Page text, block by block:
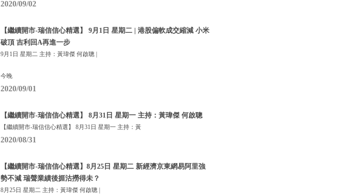
2020/09/02
【繼續開市-瑞信信心精選】 9月1日 星期二 | 港股偏軟成交縮減 小米
破頂 吉利回A再進一步
9月1日 星期二 主持：黃瑋傑 何啟聰 |
今晚
2020/09/01
【繼續開市-瑞信信心精選】 8月31日 星期一 主持：黃瑋傑 何啟聰
【繼續開市-瑞信信心精選】 8月31日 星期一 主持：黃
2020/08/31
【繼續開市-瑞信信心精選】8月25日 星期二 新經濟京東網易阿里強
勢不減 瑞聲業績後捱沽撈得未？
8月25日 星期二 主持：黃瑋傑 何啟聰 |